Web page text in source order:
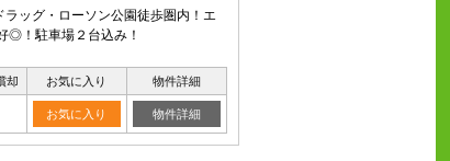
ッグ・ローソン公園徒歩圏内！エ
◎！駐車場２台込み！
却 お気に入り 物件詳細
お気に入り 物件詳細